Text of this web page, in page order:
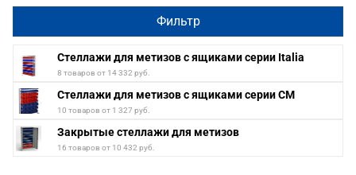
Фильтр
Стеллажи для метизов с ящиками серии Italia
8 товаров от 14 332 руб.
Стеллажи для метизов с ящиками серии СМ
10 товаров от 1 327 руб.
Закрытые стеллажи для метизов
16 товаров от 10 432 руб.